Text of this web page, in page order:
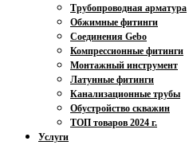
Трубопроводная арматура
Обжимные фитинги
Соединения Gebo
Компрессионные фитинги
Монтажный инструмент
Латунные фитинги
Канализационные трубы
Обустройство скважин
ТОП товаров 2024 г.
Услуги